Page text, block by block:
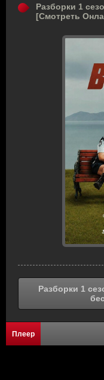
Разборки 1
[Смотреть
Разборки 1
Плеер